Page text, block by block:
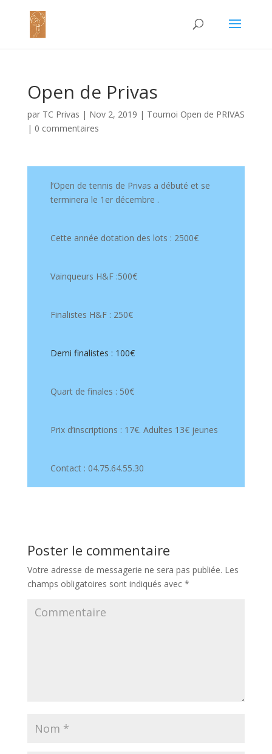
Open de Privas
par TC Privas | Nov 2, 2019 | Tournoi Open de PRIVAS
| 0 commentaires
l’Open de tennis de Privas a débuté et se
terminera le 1er décembre .
Cette année dotation des lots : 2500€
Vainqueurs H&F :500€
Finalistes H&F : 250€
Demi finalistes : 100€
Quart de finales : 50€
Prix d’inscriptions : 17€. Adultes 13€ jeunes
Contact : 04.75.64.55.30
Poster le commentaire
Votre adresse de messagerie ne sera pas publiée. Les
champs obligatoires sont indiqués avec *